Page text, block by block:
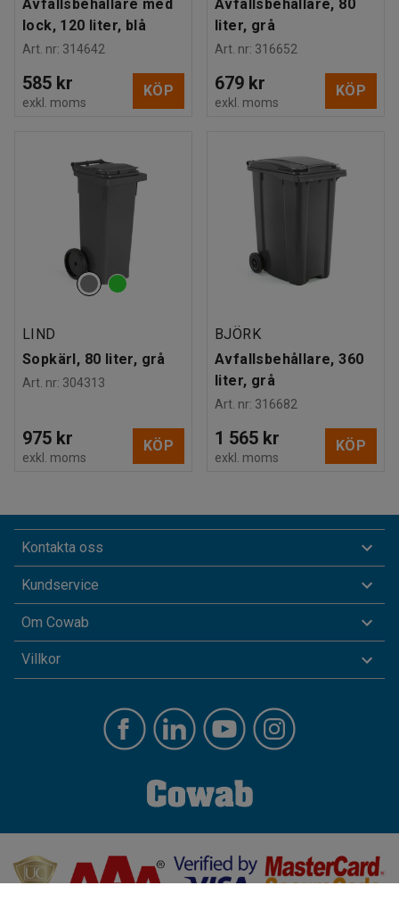
Avfallsbehållare med
lock, 120 liter, blå
Art. nr: 314642
585 kr
exkl. moms
KÖP
Avfallsbehållare, 80
liter, grå
Art. nr: 316652
679 kr
exkl. moms
KÖP
LIND
Sopkärl, 80 liter, grå
Art. nr: 304313
975 kr
exkl. moms
KÖP
BJÖRK
Avfallsbehållare, 360
liter, grå
Art. nr: 316682
1 565 kr
exkl. moms
KÖP
Kontakta oss
Kundservice
Om Cowab
Villkor